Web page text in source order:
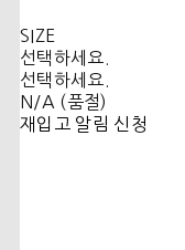
SIZE
선택하세요.
선택하세요.
N/A (품절)
재입고 알림 신청